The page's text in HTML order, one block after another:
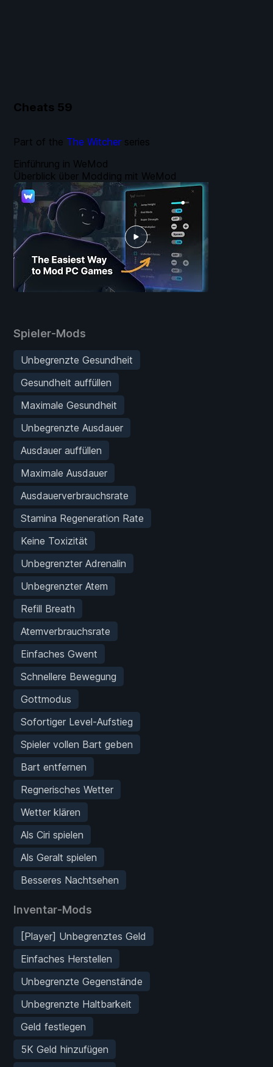
Cheats 59
Spieler-Mods
Unbegrenzte Gesundheit
Gesundheit auffüllen
Maximale Gesundheit
Unbegrenzte Ausdauer
Ausdauer auffüllen
Maximale Ausdauer
Ausdauerverbrauchsrate
Stamina Regeneration Rate
Keine Toxizität
Unbegrenzter Adrenalin
Unbegrenzter Atem
Refill Breath
Atemverbrauchsrate
Einfaches Gwent
Schnellere Bewegung
Gottmodus
Sofortiger Level-Aufstieg
Spieler vollen Bart geben
Bart entfernen
Regnerisches Wetter
Wetter klären
Als Ciri spielen
Als Geralt spielen
Besseres Nachtsehen
Inventar-Mods
[Player] Unbegrenztes Geld
Einfaches Herstellen
Unbegrenzte Gegenstände
Unbegrenzte Haltbarkeit
Geld festlegen
5K Geld hinzufügen
Einführung in WeMod
Überblick über Modding mit WeMod
Part of the The Witcher series